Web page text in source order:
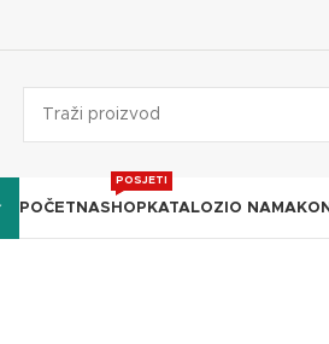
POČETNASHOP
POSJETI
KATALOZI O NAMA